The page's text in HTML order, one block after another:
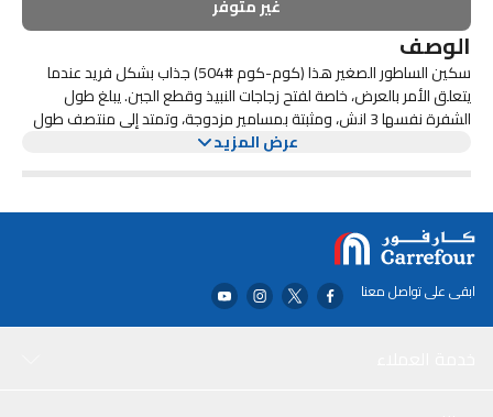
غير متوفر
الوصف
سكين الساطور الصغير هذا (كوم-كوم #504) جذاب بشكل فريد عندما
يتعلق الأمر بالعرض، خاصة لفتح زجاجات النبيذ وقطع الجبن. يبلغ طول
الشفرة نفسها 3 انش، ومثبتة بمسامير مزدوجة، وتمتد إلى منتصف طول
المقبض. على الرغم من شكله، فإن هذا السكين لا يشبه الساطور بالحجم
عرض المزيد
ابقى على تواصل معنا